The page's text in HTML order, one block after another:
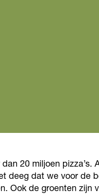
20 miljoen pizza’s.
deeg dat we voor de
Ook de groenten zijn